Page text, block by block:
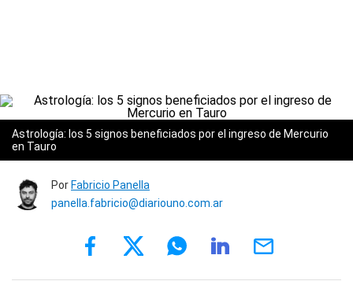
Astrología: los 5 signos beneficiados por el ingreso de Mercurio
en Tauro
Por Fabricio Panella
panella.fabricio@diariouno.com.ar